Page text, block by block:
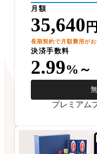
月額
35,640
長期契約で月額費用がお
決済手数料
2.99%～
プレミアム